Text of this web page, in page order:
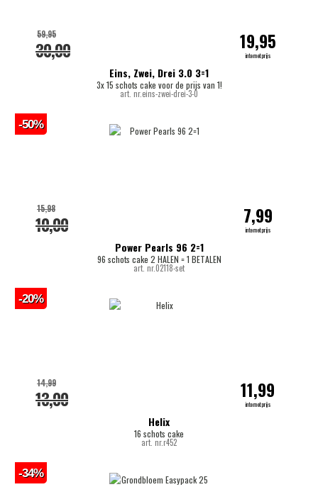
Eins, Zwei, Drei 3.0 3=1
3x 15 schots cake voor de prijs van 1!
art. nr.eins-zwei-drei-3-0
30,00
59,95 19,95
internetprijs
Power Pearls 96 2=1
96 schots cake 2 HALEN = 1 BETALEN
art. nr.02118-set
10,00
15,98 7,99
internetprijs
-50%
Helix
16 schots cake
art. nr.r452
13,00
14,99 11,99
internetprijs
-20%
-34%